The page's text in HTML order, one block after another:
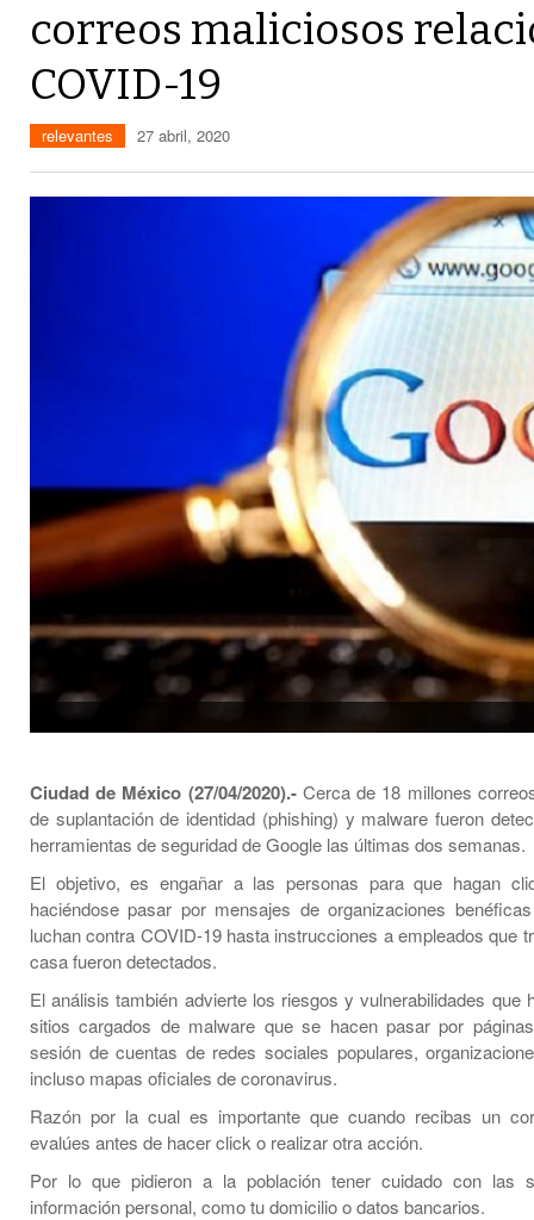
correos maliciosos
COVID-19
relevantes 27 abril, 2020
Ciudad de México (27/04/2020).-Cerca de 18 millones
de suplantación de identidad (phishing) y malware fueron
herramientas de seguridad de Google las últimas dos semanas.
El objetivo, es engañar a las personas para que hagan
haciéndose pasar por mensajes de organizaciones
luchan contra COVID-19 hasta instrucciones a empleados que
casa fueron detectados.
El análisis también advierte los riesgos y vulnerabilidades que
sitios cargados de malware que se hacen pasar por
sesión de cuentas de redes sociales populares,
incluso mapas oficiales de coronavirus.
Razón por la cual es importante que cuando recibas un
evalúes antes de hacer click o realizar otra acción.
Por lo que pidieron a la población tener cuidado con las
información personal, como tu domicilio o datos bancarios.